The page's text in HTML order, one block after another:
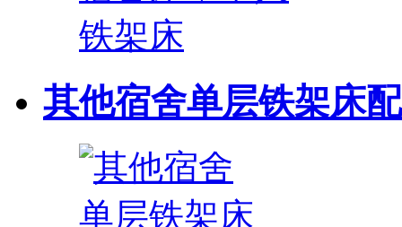
其他宿舍单层铁架床